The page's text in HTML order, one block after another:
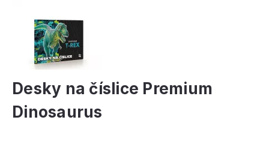
Desky na číslice Premium
Dinosaurus